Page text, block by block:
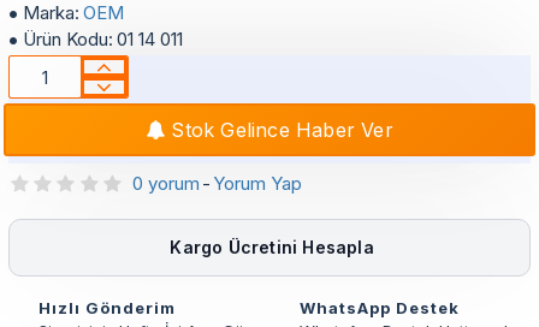
Marka: OEM
Ürün Kodu: 01 14 011
0 yorum - Yorum Yap
Stok Gelince Haber Ver
Kargo Ücretini Hesapla
Hızlı Gönderim
WhatsApp Destek